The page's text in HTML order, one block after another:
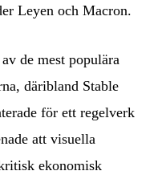
Leyen och Macron.
de mest populära
däribland Stable
för ett regelverk
att visuella
ekonomisk